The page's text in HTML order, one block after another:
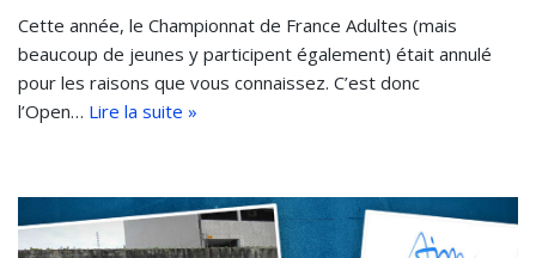
Cette année, le Championnat de France Adultes (mais
beaucoup de jeunes y participent également) était annulé
pour les raisons que vous connaissez. C’est donc
l’Open… Lire la suite »